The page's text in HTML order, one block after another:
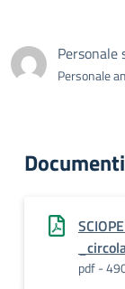
Personale
Personale
Documenti
pdf -